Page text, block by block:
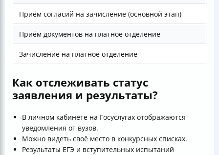
Приём согласий на зачисление (основной этап)
Приём документов на платное отделение
Зачисление на платное отделение
Как отслеживать статус
заявления и результаты?
В личном кабинете на Госуслугах отображаются
уведомления от вузов.
Можно видеть своё место в конкурсных списках.
Результаты ЕГЭ и вступительных испытаний